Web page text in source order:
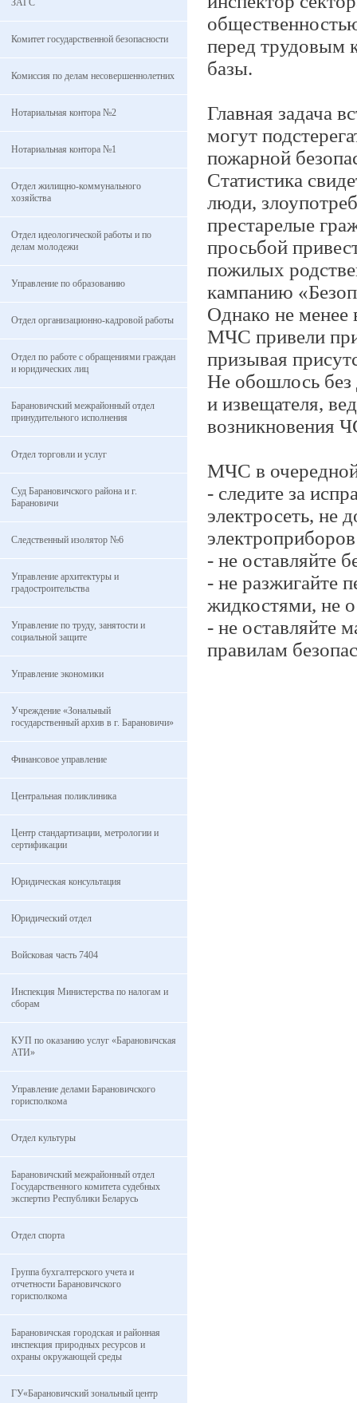
ЗАГС
Комитет государственной безопасности
Комиссия по делам несовершеннолетних
Нотариальная контора №2
Нотариальная контора №1
Отдел жилищно-коммунального
хозяйства
Отдел идеологической работы и по
делам молодежи
Управление по образованию
Отдел организационно-кадровой работы
Отдел по работе с обращениями граждан
и юридических лиц
Барановичский межрайонный отдел
принудительного исполнения
Отдел торговли и услуг
Суд Барановичского района и г.
Барановичи
Следственный изолятор №6
Управление архитектуры и
градостроительства
Управление по труду, занятости и
социальной защите
Управление экономики
Учреждение «Зональный
государственный архив в г. Барановичи»
Финансовое управление
Центральная поликлиника
Центр стандартизации, метрологии и
сертификации
Юридическая консультация
Юридический отдел
Войсковая часть 7404
Инспекция Министерства по налогам и
сборам
КУП по оказанию услуг «Барановичская
АТИ»
Управление делами Барановичского
горисполкома
Отдел культуры
Барановичский межрайонный отдел
Государственного комитета судебных
экспертиз Республики Беларусь
Отдел спорта
Группа бухгалтерского учета и
отчетности Барановичского
горисполкома
Барановичская городская и районная
инспекция природных ресурсов и
охраны окружающей среды
ГУ«Барановичский зональный центр
перед трудовым
базы.
Главная задача
могут
пожарной
Статистика
люди,
престарелые
просьбой
пожилых
кампанию
Однако не менее
МЧС привели
призывая
Не обошлось без
и извещателя,
возникновения
МЧС в
- следите за
электросеть, не
- не оставляйте
- не разжигайте
жидкостями, не
- не оставляйте
правилам